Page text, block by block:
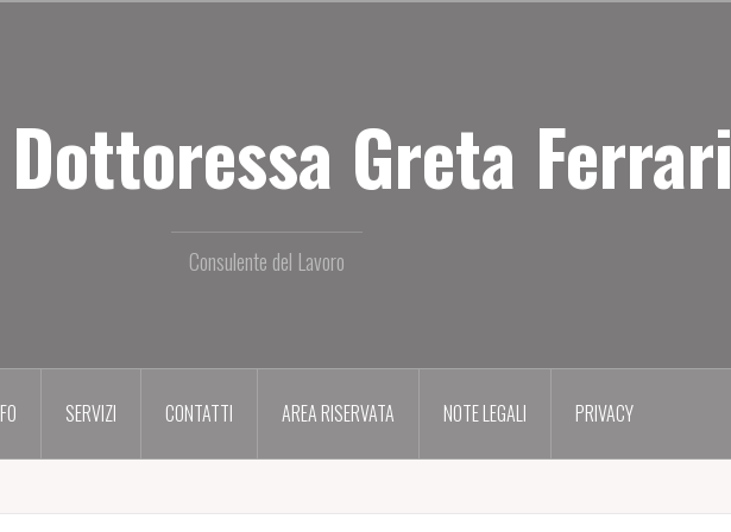
Greta Ferrari
Consulente del Lavoro
SERVIZI CONTATTI AREA RISERVATA NOTE LEGALI PRIVACY